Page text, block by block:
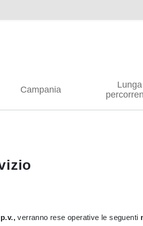
Campania
Lunga
p.v.,verranno rese operative le seguenti